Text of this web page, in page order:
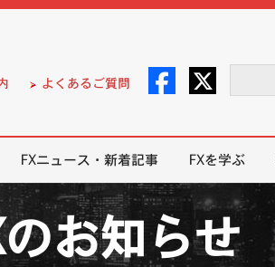
よくあるご質問
FXニュース・新着記事 FXを学ぶ
お知らせ